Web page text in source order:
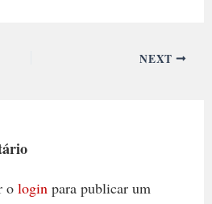
NEXT
o loginpara publicar um